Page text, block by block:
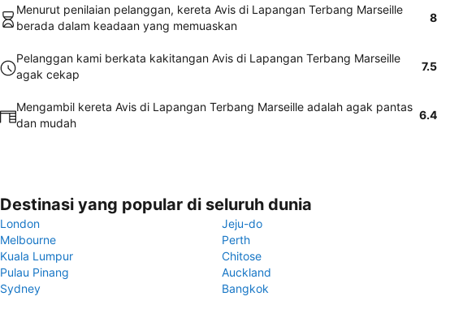
Menurut penilaian pelanggan, kereta Avis di Lapangan Terbang Marseille
berada dalam keadaan yang memuaskan
8
Pelanggan kami berkata kakitangan Avis di Lapangan Terbang Marseille
agak cekap
7.5
Mengambil kereta Avis di Lapangan Terbang Marseille adalah agak pantas
dan mudah
6.4
Destinasi yang popular di seluruh dunia
London
Jeju-do
Melbourne
Perth
Kuala Lumpur
Chitose
Pulau Pinang
Auckland
Sydney
Bangkok